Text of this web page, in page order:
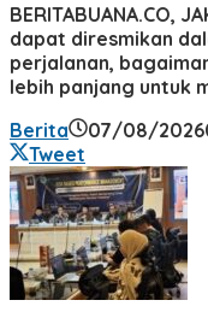
BERITABUANA.CO,
dapat diresmikan
perjalanan,
lebih panjang untuk
Berita
07/08/2026
Tweet